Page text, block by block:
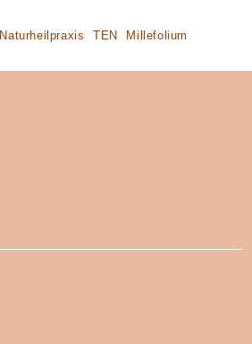
Naturheilpraxis TEN Millefolium